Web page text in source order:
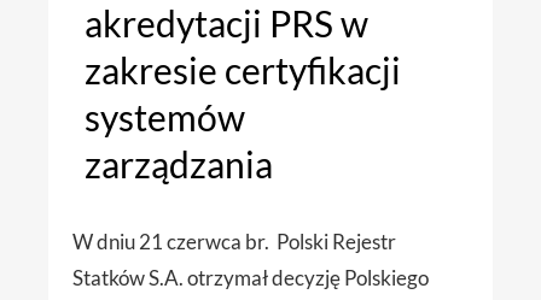
akredytacji PRS w
zakresie certyfikacji
systemów
zarządzania
W dniu 21 czerwca br. Polski Rejestr
Statków S.A. otrzymał decyzję Polskiego